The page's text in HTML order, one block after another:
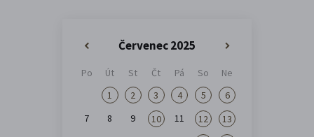
Červenec 2025
»
Po Út St Čt Pá So
Ne
1
2 3 4 5
6
7
8 9 10 11 12
13